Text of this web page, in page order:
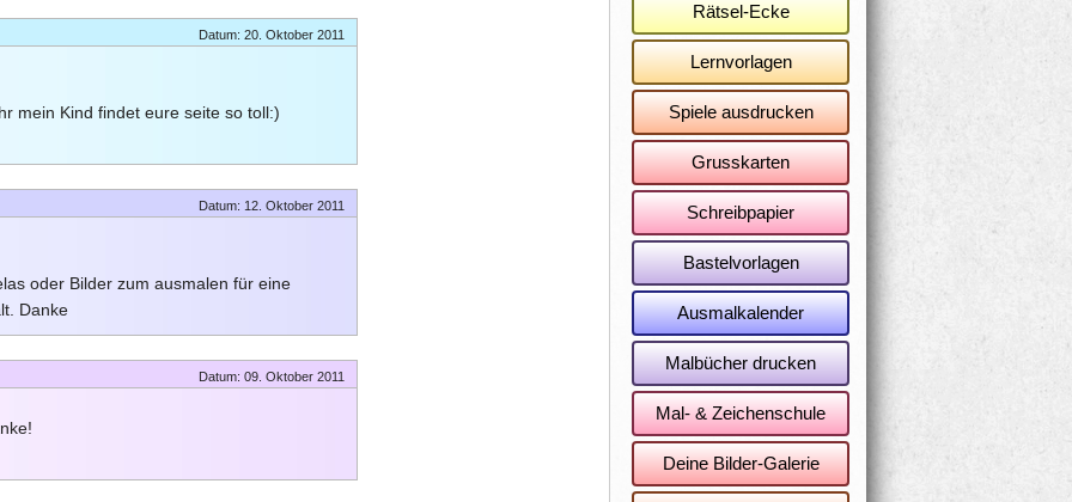
Datum: 20. Oktober 2011
mein Kind findet eure seite so toll:)
Datum: 12. Oktober 2011
oder Bilder zum ausmalen für eine
Danke
Datum: 09. Oktober 2011
Rätsel-Ecke
Lernvorlagen
Spiele ausdrucken
Grusskarten
Schreibpapier
Bastelvorlagen
Ausmalkalender
Malbücher drucken
Mal- & Zeichenschule
Deine Bilder-Galerie